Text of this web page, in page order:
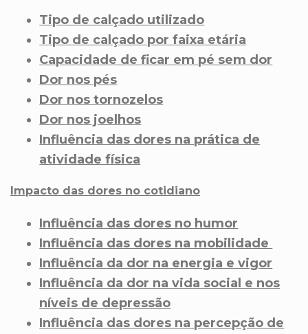
Tipo de calçado utilizado
Tipo de calçado por faixa etária
Capacidade de ficar em pé sem dor
Dor nos pés
Dor nos tornozelos
Dor nos joelhos
Influência das dores na prática de
atividade física
Impacto das dores no cotidiano
Influência das dores no humor
Influência das dores na mobilidade
Influência da dor na energia e vigor
Influência da dor na vida social e nos
níveis de depressão
Influência das dores na percepção de